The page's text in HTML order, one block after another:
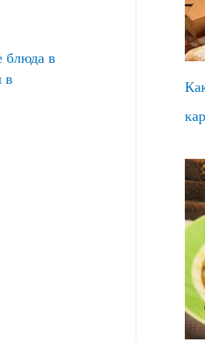
блюда в
в